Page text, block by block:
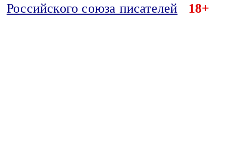
Российского союза писателей
18+